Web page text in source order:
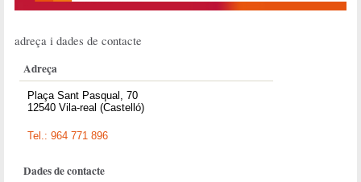
adreça i dades de contacte
Adreça
Plaça Sant Pasqual, 70
12540 Vila-real (Castelló)
Tel.: 964 771 896
Dades de contacte